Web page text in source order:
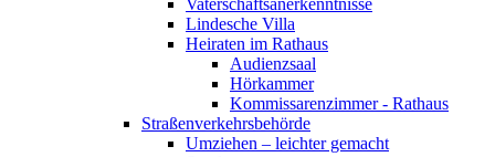
Vaterschaftsanerkenntnisse
Lindesche Villa
Heiraten im Rathaus
Audienzsaal
Hörkammer
Kommissarenzimmer - Rathaus
Straßenverkehrsbehörde
Umziehen – leichter gemacht